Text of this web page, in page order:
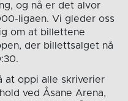
og nå er det alvor
ligaen. Vi gleder oss
om at billettene
der billettsalget nå
at oppi alle skriverier
ved Åsane Arena,